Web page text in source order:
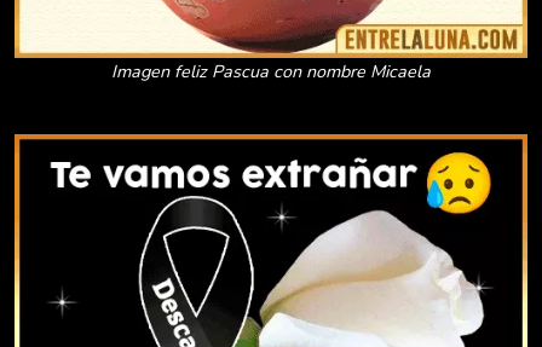
Imagen feliz Pascua con nombre Micaela